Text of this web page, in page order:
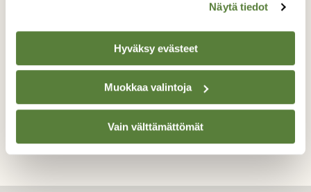
Näytä tiedot
Hyväksy evästeet
Muokkaa valintoja
Vain välttämättömät
Valokuvaaja: Sirkka Ruotoistenmäki, Pyhäjärvi
Pumppuranta 31.12.16 klo 11:18
TAKAISIN LISTAAN